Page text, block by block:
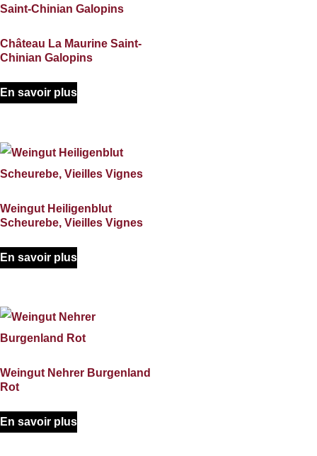
Château La Maurine Saint-
Chinian Galopins
En savoir plus
Weingut Heiligenblut
Scheurebe, Vieilles Vignes
En savoir plus
Weingut Nehrer Burgenland
Rot
En savoir plus